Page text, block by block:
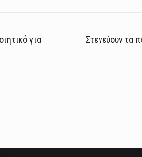
για
Στενεύουν τα